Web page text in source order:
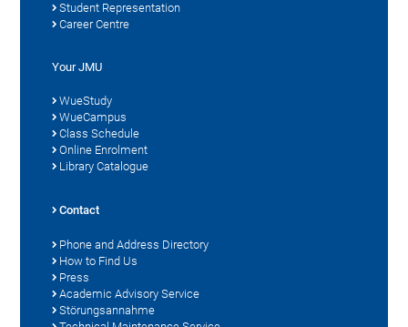
Student Representation
Career Centre
Your JMU
WueStudy
WueCampus
Class Schedule
Online Enrolment
Library Catalogue
Contact
Phone and Address Directory
How to Find Us
Press
Academic Advisory Service
Störungsannahme